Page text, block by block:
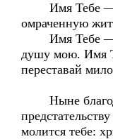
Имя Тебе —
омраченную
Имя Тебе —
душу мою. Имя
переставай
Ныне
молится тебе: